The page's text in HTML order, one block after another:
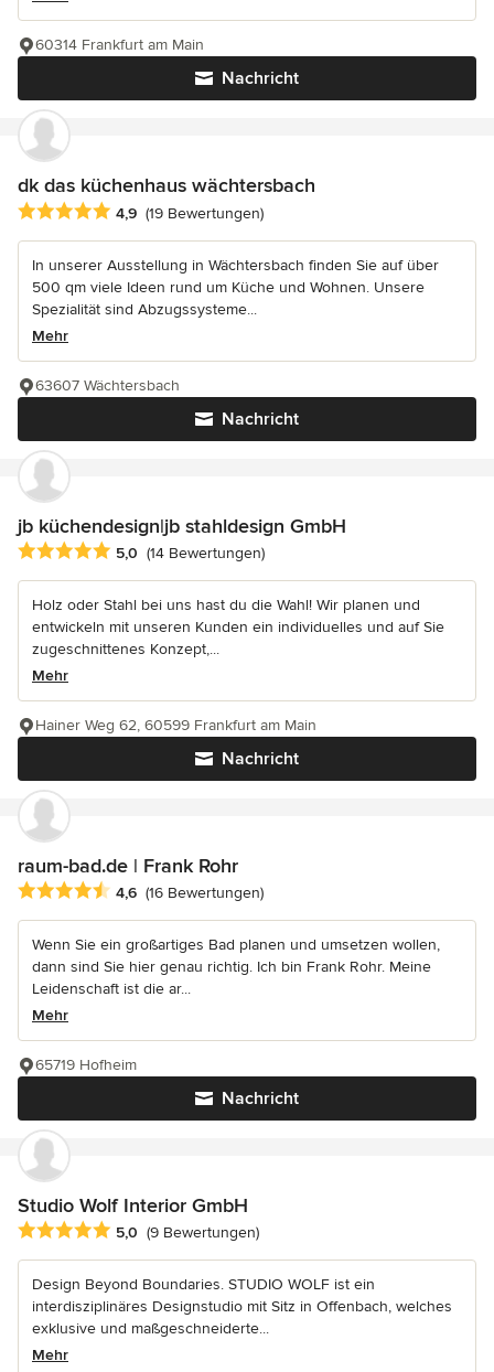
Nachricht
60314 Frankfurt am Main
dk das küchenhaus wächtersbach
Durchschnittliche Bewertung: 4.9 von 5 Sternen
4,9 (19 Bewertungen)
In unserer Ausstellung in Wächtersbach finden Sie auf über
500 qm viele Ideen rund um Küche und Wohnen. Unsere
Spezialität sind Abzugssysteme...
Mehr
Nachricht
63607 Wächtersbach
jb küchendesign|jb stahldesign GmbH
Durchschnittliche Bewertung: 5 von 5 Sternen
5,0 (14 Bewertungen)
Holz oder Stahl bei uns hast du die Wahl! Wir planen und
entwickeln mit unseren Kunden ein individuelles und auf Sie
zugeschnittenes Konzept,...
Mehr
Nachricht
Hainer Weg 62, 60599 Frankfurt am Main
raum-bad.de | Frank Rohr
Durchschnittliche Bewertung: 4.6 von 5 Sternen
4,6 (16 Bewertungen)
Wenn Sie ein großartiges Bad planen und umsetzen wollen,
dann sind Sie hier genau richtig. Ich bin Frank Rohr. Meine
Leidenschaft ist die ar...
Mehr
Nachricht
65719 Hofheim
Studio Wolf Interior GmbH
Durchschnittliche Bewertung: 5 von 5 Sternen
5,0 (9 Bewertungen)
Design Beyond Boundaries. STUDIO WOLF ist ein
interdisziplinäres Designstudio mit Sitz in Offenbach, welches
exklusive und maßgeschneiderte...
Mehr